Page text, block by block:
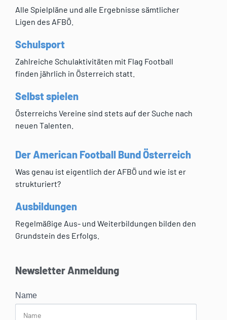
Alle Spielpläne und alle Ergebnisse sämtlicher
Ligen des AFBÖ.
Schulsport
Zahlreiche Schulaktivitäten mit Flag Football
finden jährlich in Österreich statt.
Selbst spielen
Österreichs Vereine sind stets auf der Suche nach
neuen Talenten.
Der American Football Bund Österreich
Was genau ist eigentlich der AFBÖ und wie ist er
strukturiert?
Ausbildungen
Regelmäßige Aus- und Weiterbildungen bilden den
Grundstein des Erfolgs.
Newsletter Anmeldung
Name